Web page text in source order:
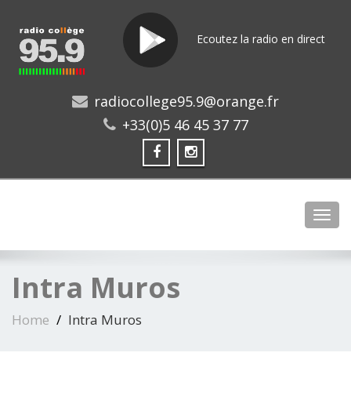
Ecoutez la radio en direct
radiocollege95.9@orange.fr
+33(0)5 46 45 37 77
Intra Muros
Home Intra Muros